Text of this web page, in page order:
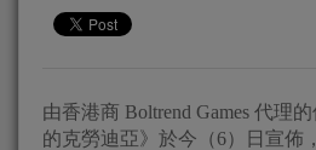
由香港商 Boltrend Games 代理
的克勞迪亞》於今（6）日宣佈